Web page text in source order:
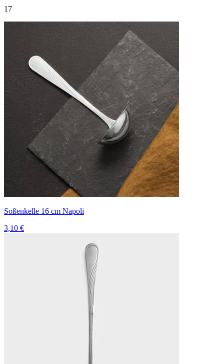
17
Soßenkelle 16 cm Napoli
3,10 €